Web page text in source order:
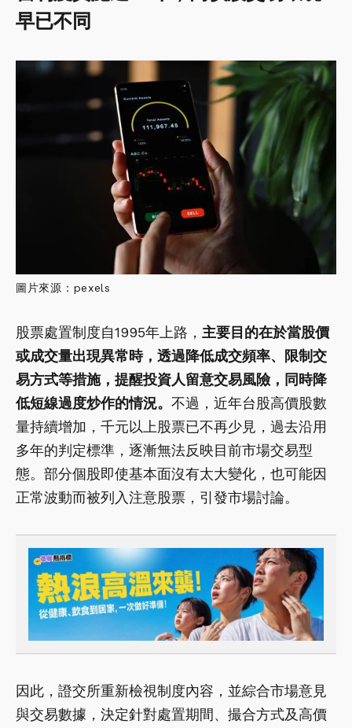
早已不同
圖片來源：pexels
股票處置制度自1995年上路， 主要目的在於當股價
或成交量出現異常時，透過降低成交頻率、限制交
易方式等措施，提醒投資人留意交易風險，同時降
低短線過度炒作的情況。 不過，近年台股高價股數
量持續增加，千元以上股票已不再少見，過去沿用
多年的判定標準，逐漸無法反映目前市場交易型
態。部分個股即使基本面沒有太大變化，也可能因
正常波動而被列入注意股票，引發市場討論。
因此，證交所重新檢視制度內容，並綜合市場意見
與交易數據，決定針對處置期間、撮合方式及高價